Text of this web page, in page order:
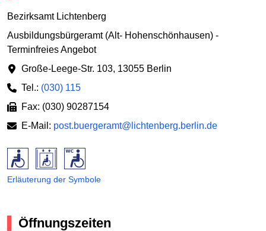
Bezirksamt Lichtenberg
Ausbildungsbürgeramt (Alt- Hohenschönhausen) -
Terminfreies Angebot
Große-Leege-Str. 103, 13055 Berlin
Tel.: (030) 115
Fax: (030) 90287154
E-Mail: post.buergeramt@lichtenberg.berlin.de
Erläuterung der Symbole
Öffnungszeiten